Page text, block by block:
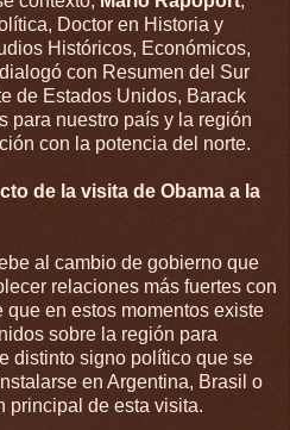
Doctor en Historia y
Históricos, Económicos,
con Resumen del Sur
de Estados Unidos, Barack
para nuestro país y la región
con la potencia del norte.
de la visita de Obama a la
al cambio de gobierno que
relaciones más fuertes con
que en estos momentos existe
sobre la región para
distinto signo político que se
en Argentina, Brasil o
principal de esta visita.